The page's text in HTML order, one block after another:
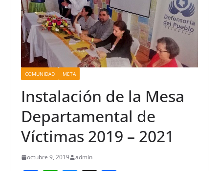
COMUNIDAD META
Instalación de la Mesa
Departamental de
Víctimas 2019 – 2021
octubre 9, 2019 admin